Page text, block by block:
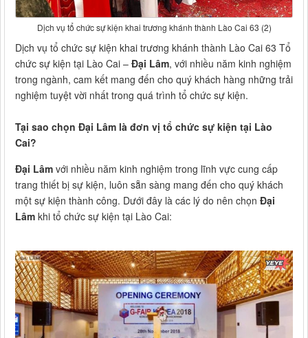
Dịch vụ tổ chức sự kiện khai trương khánh thành Lào Cai 63 (2)
Dịch vụ tổ chức sự kiện khai trương khánh thành Lào Cai 63 Tổ
chức sự kiện tại Lào Cai – Đại Lâm, với nhiều năm kinh nghiệm
trong ngành, cam kết mang đến cho quý khách hàng những trải
nghiệm tuyệt vời nhất trong quá trình tổ chức sự kiện.
Tại sao chọn Đại Lâm là đơn vị tổ chức sự kiện tại Lào
Cai?
Đại Lâm với nhiều năm kinh nghiệm trong lĩnh vực cung cấp
trang thiết bị sự kiện, luôn sẵn sàng mang đến cho quý khách
một sự kiện thành công. Dưới đây là các lý do nên chọn Đại
Lâm khi tổ chức sự kiện tại Lào Cai: